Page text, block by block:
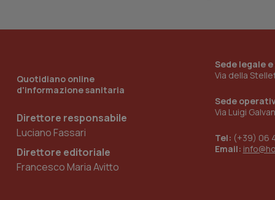
Quotidiano online
d'informazione sanitaria
Direttore responsabile
Luciano Fassari
Direttore editoriale
Francesco Maria Avitto
Sede legale
Via della
Sede
Via Luigi
Tel: (+39) 06
Email:
ROLLOUT_TOKEN
ironfish-tracking-
named-enable